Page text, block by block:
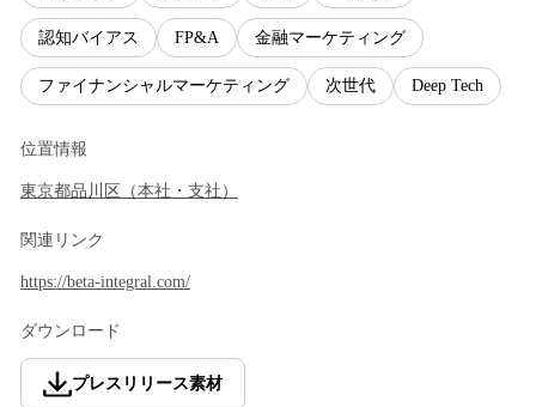
認知バイアス FP&A 金融マーケティング
ファイナンシャルマーケティング 次世代 Deep Tech
位置情報
東京都品川区 （本社・支社 ）
関連リンク
https://beta-integral.com/
ダウンロード
プレスリリース素材